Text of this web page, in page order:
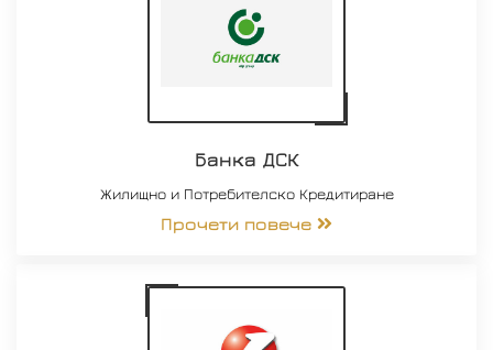
Банка ДСК
Жилищно и Потребителско Кредитиране
Прочети повече